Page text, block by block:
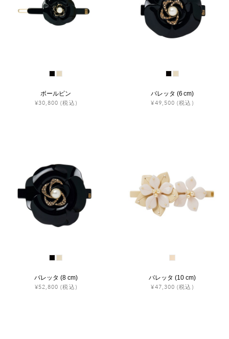
ボールピン
¥30,800 (税込)
バレッタ (6 cm)
¥49,500 (税込)
バレッタ (8 cm)
¥52,800 (税込)
バレッタ (10 cm)
¥47,300 (税込)